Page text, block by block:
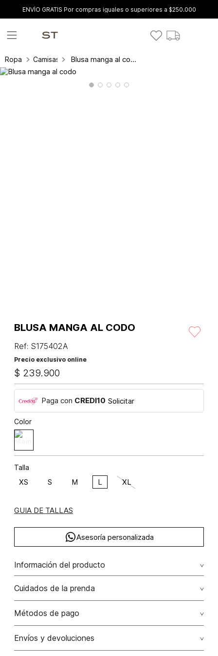
ENVÍO GRATIS Por compras iguales o superiores a $250.000
Ropa Camisas y blusas Blusa manga al codo
BLUSA MANGA AL CODO
Ref: S175402A
Precio exclusivo online
$ 239.900
Paga con CREDI10 Solicitar
Color
Talla
XS S M L XL
GUIA DE TALLAS
Asesoría personalizada
Información del producto
Blusa manga al codo poliéster 100% 100.00%
poliéster/polyester
Cuidados de la prenda
No dejar en remojo /lavar por separado / no utilizar
No usar lejia
Métodos de pago
Tarjetas de crédito: Visa, Dinners, Master Card y American
Envíos y devoluciones